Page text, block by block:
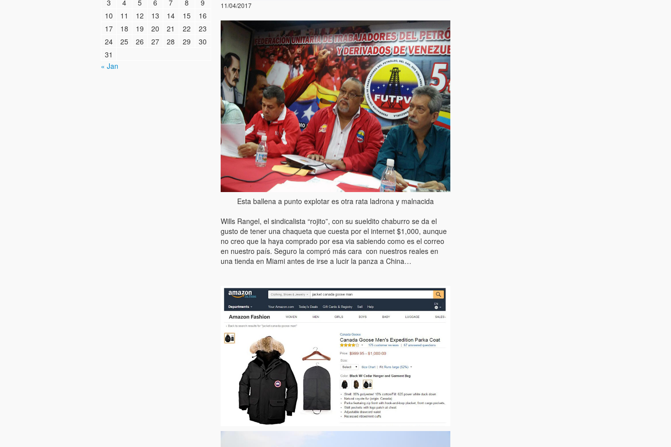
11/04/2017
Esta ballena a punto explotar es otra rata ladrona y malnacida
Wills Rangel, el sindicalista “rojito”, con su sueldito chaburro se da el
gusto de tener una chaqueta que cuesta por el internet $1,000, aunque
no creo que la haya comprado por esa via sabiendo como es el correo
en nuestro país. Seguro la compró más cara con nuestros reales en
una tienda en Miami antes de irse a lucir la panza a China…
3
4 5 6 7 8
9
10
11 12 13 14 15
16
17
18 19 20 21 22
23
24
25 26 27 28 29
30
31
« Jan